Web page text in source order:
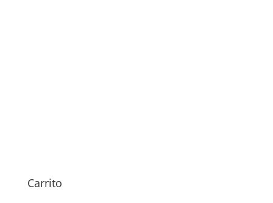
Carrito